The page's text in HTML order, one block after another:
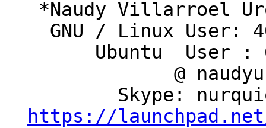
https://